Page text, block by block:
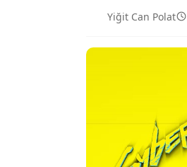
Yiğit Can Polat